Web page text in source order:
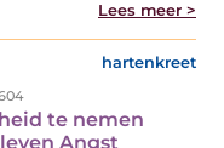
Lees meer >
hartenkreet
te nemen
Angst